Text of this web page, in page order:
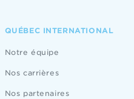
QUÉBEC INTERNATIONAL
Notre équipe
Nos carrières
Nos partenaires